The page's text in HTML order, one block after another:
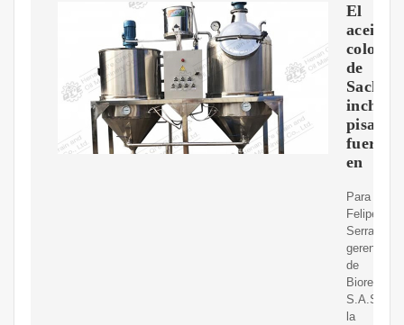
El
aceite
de
Sacha
inchi
pisa
fuerte
en
Para
Felipe
Serrano,
gerente
de
Biorefineria
S.A.S.,
la